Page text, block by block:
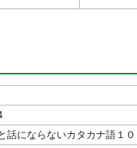
話にならないカタカナ語１